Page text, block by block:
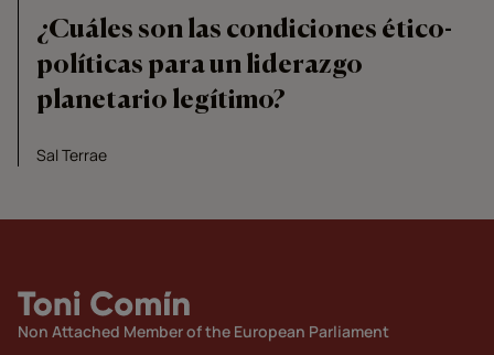
¿Cuáles son las condiciones ético-
políticas para un liderazgo
planetario legítimo?
Sal Terrae
Non Attached Member of the European Parliament